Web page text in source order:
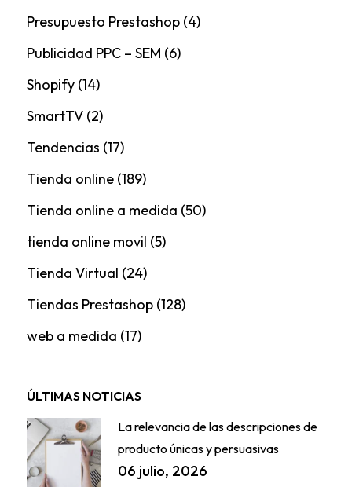
Presupuesto Prestashop(4)
Publicidad PPC – SEM (6)
Shopify(14)
SmartTV(2)
Tendencias (17)
Tienda online(189)
Tienda online a medida (50)
tienda online movil (5)
Tienda Virtual (24)
Tiendas Prestashop(128)
web a medida (17)
ÚLTIMAS NOTICIAS
La relevancia de las descripciones de
producto únicas y persuasivas
06 julio, 2026